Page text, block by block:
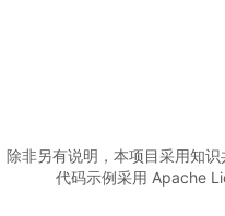
除非另有说明，本项目采用知
代码示例采用 Apache